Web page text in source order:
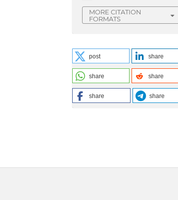
MORE CITATION
FORMATS
post share
share share
share share